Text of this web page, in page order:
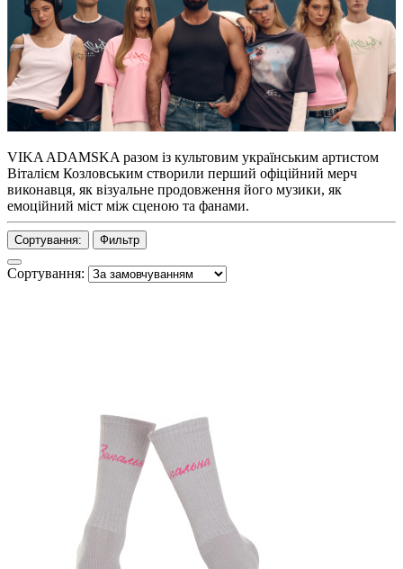
VIKA ADAMSKA разом із культовим українським артистом
Віталієм Козловським створили перший офіційний мерч
виконавця, як візуальне продовження його музики, як
емоційний міст між сценою та фанами.
Сортування: Фильтр
Сортування: